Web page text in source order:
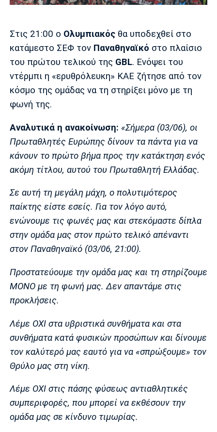
Cine Spot
Running
Media
Παρασκήνιο
Κηφισιά Πανσερραϊκός
Μπαρτσελόνα
Μάντσεστερ
Γιουνάιτεντ
Άρσεναλ
Λίβερπουλ
Μάντσεστερ
Σίτι
Γιουβέντους
Ίντερ Μπάγερν
Μπορούσια
Ντόρτμουντ
Παρί Σεν
Ζερμέν
Μαρσέιγ
Μονακό
Ερυθρός
Αστέρας
Τότεναμ
Στις 21:00 ο Ολυμπιακός θα υποδεχθεί στο
κατάμεστο ΣΕΦ τον Παναθηναϊκό στο πλαίσιο
του πρώτου τελικού της GBL. Ενόψει του
ντέρμπι η «ερυθρόλευκη» ΚΑΕ ζήτησε από τον
κόσμο της ομάδας να τη στηρίξει μόνο με τη
φωνή της.
Αναλυτικά η ανακοίνωση: «Σήμερα (03/06), οι
Πρωταθλητές Ευρώπης δίνουν τα πάντα για να
κάνουν το πρώτο βήμα προς την κατάκτηση ενός
ακόμη τίτλου, αυτού του Πρωταθλητή Ελλάδας.
Σε αυτή τη μεγάλη μάχη, ο πολυτιμότερος
παίκτης είστε εσείς. Για τον λόγο αυτό,
ενώνουμε τις φωνές μας και στεκόμαστε δίπλα
στην ομάδα μας στον πρώτο τελικό απέναντι
στον Παναθηναϊκό (03/06, 21:00).
Προστατεύουμε την ομάδα μας και τη στηρίζουμε
ΜΟΝΟ με τη φωνή μας. Δεν απαντάμε στις
προκλήσεις.
Λέμε ΟΧΙ στα υβριστικά συνθήματα και στα
συνθήματα κατά φυσικών προσώπων και δίνουμε
τον καλύτερό μας εαυτό για να «σπρώξουμε» τον
Θρύλο μας στη νίκη.
Λέμε ΟΧΙ στις πάσης φύσεως αντιαθλητικές
συμπεριφορές, που μπορεί να εκθέσουν την
ομάδα μας σε κίνδυνο τιμωρίας.